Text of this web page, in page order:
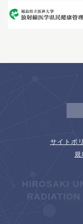
サイトポ
規
HIROSAKI